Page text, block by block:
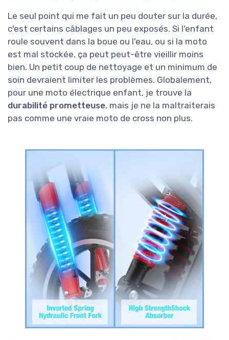
Le seul point qui me fait un peu douter sur la durée,
c'est certains câblages un peu exposés. Si l'enfant
roule souvent dans la boue ou l'eau, ou si la moto
est mal stockée, ça peut peut-être vieillir moins
bien. Un petit coup de nettoyage et un minimum de
soin devraient limiter les problèmes. Globalement,
pour une moto électrique enfant, je trouve la
durabilité prometteuse, mais je ne la maltraiterais
pas comme une vraie moto de cross non plus.